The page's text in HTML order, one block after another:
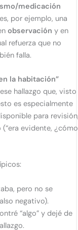
medicación
por ejemplo, una
observación y en
refuerza que no
falla.
la habitación”
hallazgo que, visto
es especialmente
para
evidente, ¿cómo
pero no se
negativo).
“algo” y dejé de